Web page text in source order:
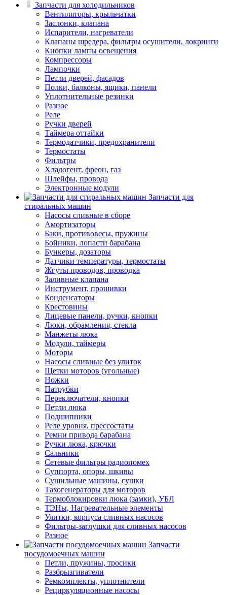
Запчасти для холодильников
Вентиляторы, крыльчатки
Заслонки, клапана
Испарители, нагреватели
Клапаны шредера, фильтры осушители, локринги
Кнопки лампы освещения
Компрессоры
Лампочки
Петли дверей, фасадов
Полки, балконы, ящики, панели
Уплотнительные резинки
Разное
Реле
Ручки дверей
Таймера оттайки
Термодатчики, предохранители
Термостаты
Фильтры
Хладогент, фреон, газ
Шлейфы, провода
Электронные модули
Запчасти для
стиральных машин
Насосы сливные в сборе
Амортизаторы
Баки, противовесы, пружины
Бойники, лопасти барабана
Бункеры, дозаторы
Датчики температуры, термостаты
Жгуты проводов, проводка
Заливные клапана
Инструмент, прошивки
Конденсаторы
Крестовины
Лицевые панели, ручки, кнопки
Люки, обрамления, стекла
Манжеты люка
Модули, таймеры
Моторы
Насосы сливные без улиток
Щетки моторов (угольные)
Ножки
Патрубки
Переключатели, кнопки
Петли люка
Подшипники
Реле уровня, прессостаты
Ремни привода барабана
Ручки люка, крючки
Сальники
Сетевые фильтры радиопомех
Суппорта, опоры, шкивы
Сушильные машины, сушки
Тахогенераторы для моторов
Термоблокировки люка (замки), УБЛ
ТЭНы, Нагревательные элементы
Улитки, корпуса сливных насосов
Фильтры-заглушки для сливных насосов
Разное
Запчасти
посудомоечных машин
Петли, пружины, тросики
Разбрызгиватели
Ремкомплекты, уплотнители
Рециркуляционные насосы